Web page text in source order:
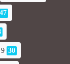
47
30